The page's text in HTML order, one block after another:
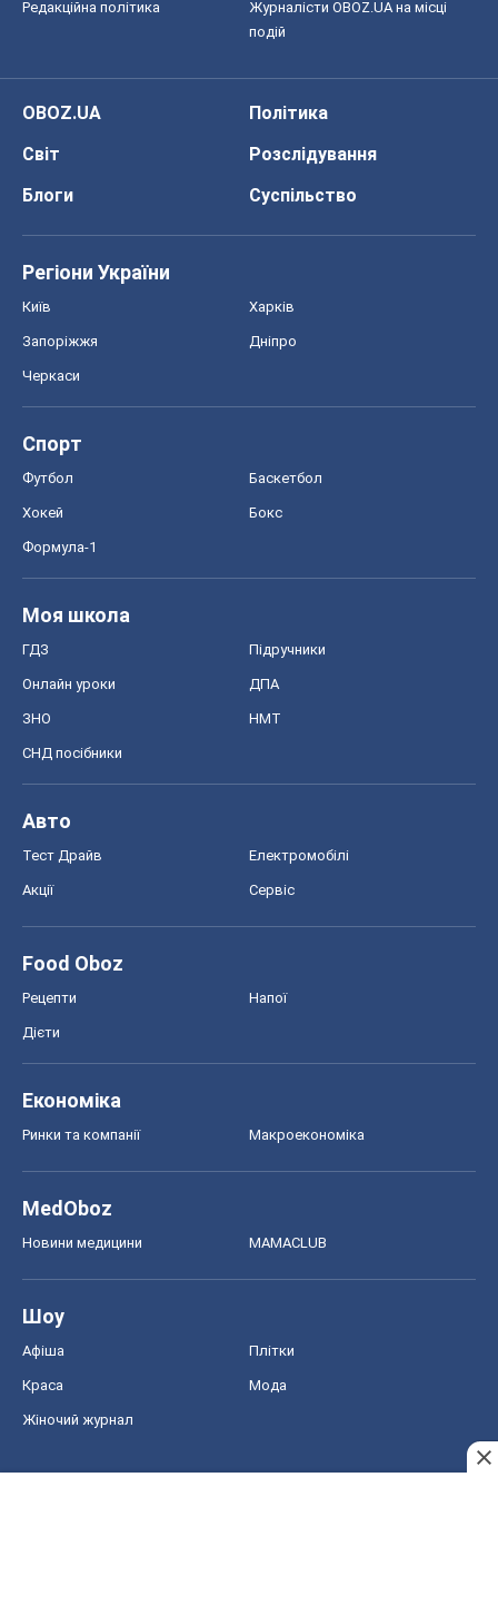
Редакційна політика
Журналісти OBOZ.UA на місці
подій
OBOZ.UA
Політика
Світ
Розслідування
Блоги
Суспільство
Регіони України
Київ Харків
Запоріжжя Дніпро
Черкаси
Спорт
Футбол Баскетбол
Хокей Бокс
Формула-1
Моя школа
ГДЗ Підручники
Онлайн уроки ДПА
ЗНО НМТ
СНД посібники
Авто
Тест Драйв Електромобілі
Акції Сервіс
Food Oboz
Рецепти Напої
Дієти
Економіка
Ринки та компанії Макроекономіка
MedOboz
Новини медицини MAMACLUB
Шоу
Афіша Плітки
Краса Мода
Жіночий журнал